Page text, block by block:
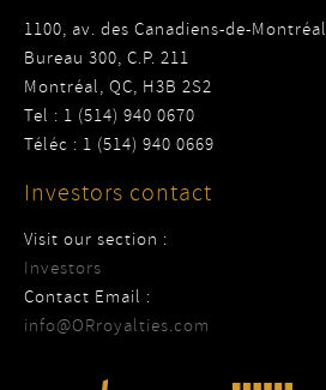
1100, av. des Canadiens-de-Montréal
Bureau 300, C.P. 211
Montréal, QC, H3B 2S2
Tel : 1 (514) 940 0670
Téléc : 1 (514) 940 0669
Investors contact
Visit our section :
Investors
Contact Email :
info@ORroyalties.com